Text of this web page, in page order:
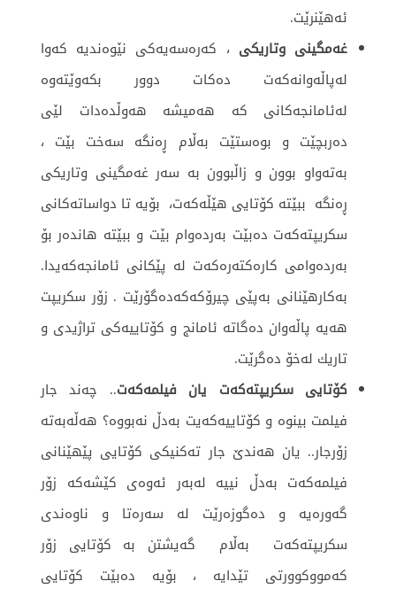
ئەهێنرێت.
غه‌مگینی وتاریكی ، كه‌ره‌سه‌یه‌كی نێوه‌ندیه‌ كه‌وا
له‌پاڵه‌وانه‌كه‌ت ده‌كات دوور بكه‌وێته‌وه‌
له‌ئامانجه‌كانی كه‌ هه‌میشه‌ هەوڵدەدات لێی
ده‌ربچێت و بوه‌ستێت بەڵام ڕەنگە سەخت بێت ،‌
به‌ته‌واو بوون و زاڵبوون بە سەر غه‌مگینی وتاریكی
ڕەنگە ببێته‌ كۆتایی هێڵه‌كه‌ت، بۆیه‌ تا دواساته‌كانی
سكریپته‌كه‌ت ده‌بێت به‌رده‌وام بێت و ببێته‌ هانده‌ر بۆ
به‌رده‌وامی كاره‌كتەره‌كه‌ت له پێکانی ‌ئامانجه‌كەیدا.
به‌كارهێنانی به‌پێی چیرۆكه‌كه‌ده‌گۆرێت . زۆر سكریپت
هه‌یه‌ پاڵه‌وان ده‌گاته‌ ئامانج و كۆتاییه‌كی تراژیدی و
تاریك له‌خۆ ده‌گرێت.
كۆتایی سكریپته‌كه‌ت یان فیلمه‌كه‌ت.. چه‌ند جار
فیلمت بینوه‌ و كۆتاییەكەیت به‌دڵ نه‌بووه‌؟ هه‌ڵه‌بەته‌
زۆرجار.. یان هه‌ندێ جار ته‌كنیكی كۆتایی پێهێنانی
فیلمه‌كه‌ت به‌دڵ نییە له‌به‌ر ئه‌وه‌ی كێشەکە زۆر
گه‌وره‌یە و دەگوزەرێت لە سەرەتا و ناوەندی
سکریپتەکەت بەڵام ‌ گه‌یشتن بە كۆتایی زۆر
کەمووکوورتی تێدایە ، بۆیه‌ ده‌بێت كۆتایی